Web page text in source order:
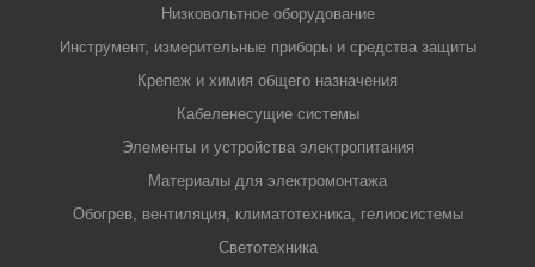
Низковольтное оборудование
Инструмент, измерительные приборы и средства защиты
Крепеж и химия общего назначения
Кабеленесущие системы
Элементы и устройства электропитания
Материалы для электромонтажа
Обогрев, вентиляция, климатотехника, гелиосистемы
Светотехника